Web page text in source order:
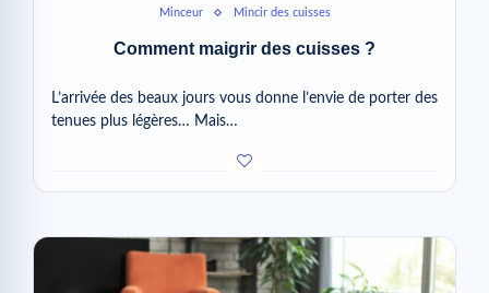
Minceur Mincir des cuisses
Comment maigrir des cuisses ?
L’arrivée des beaux jours vous donne l’envie de porter des
tenues plus légères… Mais…